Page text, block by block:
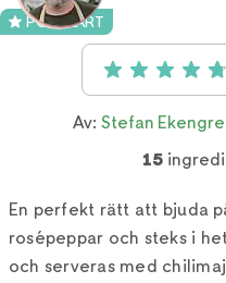
POPULÄRT
Betyg: 4.8 av 5
Av: Stefan
15
En perfekt rätt att bjuda
rosépeppar och steks i
och serveras med